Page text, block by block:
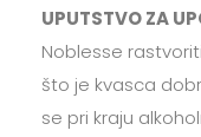
UPUTSTVO ZA
Noblesse
što je kvasca
se pri kraju